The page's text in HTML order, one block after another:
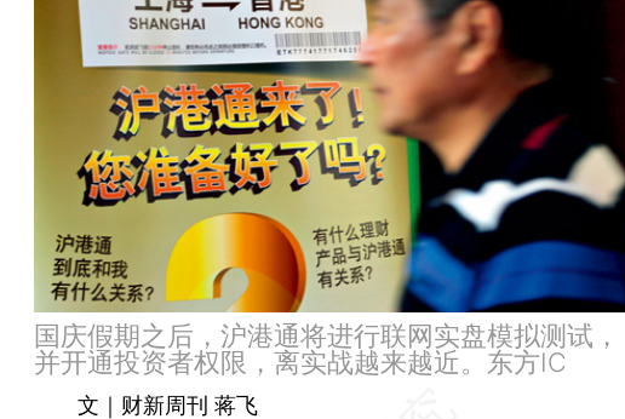
国庆假期之后，沪港通将进行联网实盘模拟测试，
并开通投资者权限，离实战越来越近。东方IC
文｜财新周刊 蒋飞